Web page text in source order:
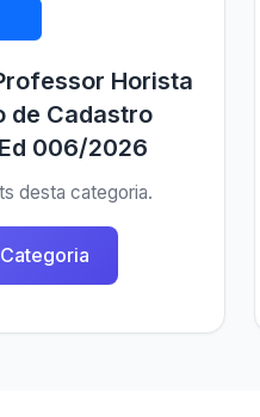
Horista
de Cadastro
006/2026
desta categoria.